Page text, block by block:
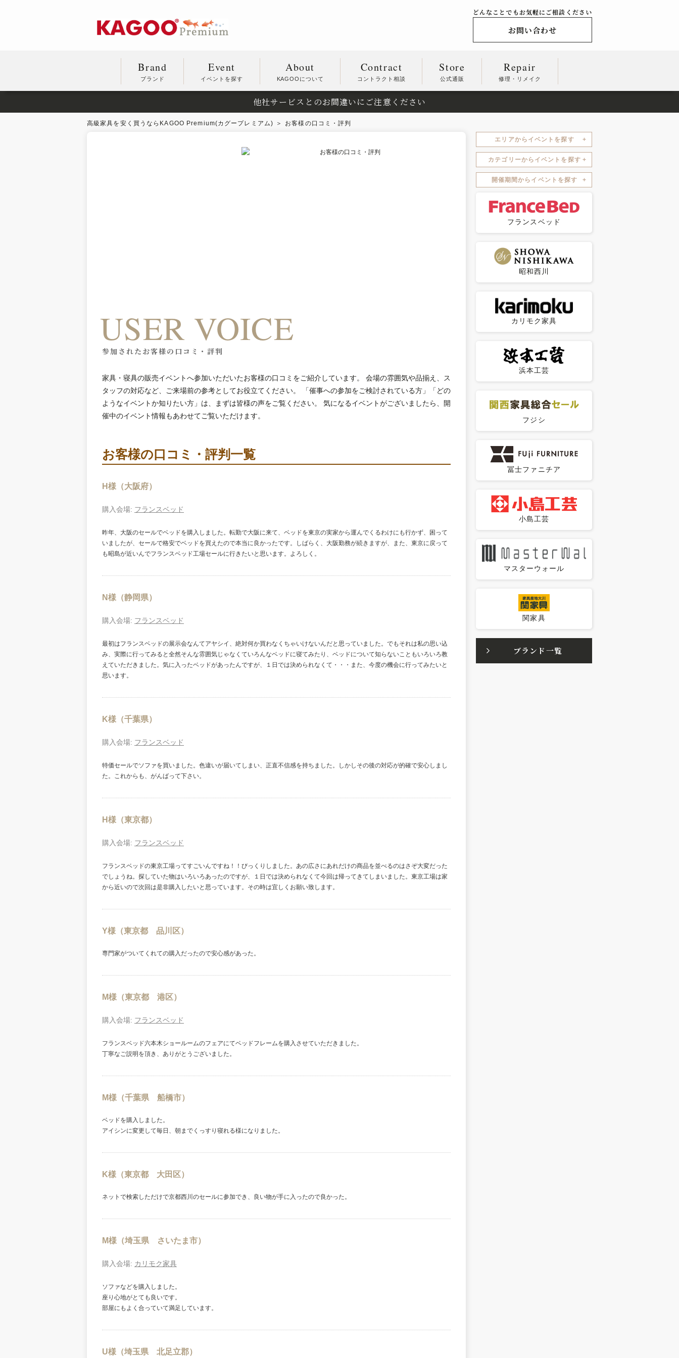
どんなことでもお気軽にご相談ください
お問い合わせ
Brand
ブランド
Event
イベントを探す
About
KAGOOについて
Contract
コントラクト相談
Store
公式通販
Repair
修理・リメイク
他社サービスとのお間違いにご注意ください
高級家具を安く買うならKAGOO Premium(カグープレミアム) お客様の口コミ・評判
USER VOICE
参加されたお客様の口コミ・評判
家具・寝具の販売イベントへ参加いただいたお客様の口コミをご紹介しています。 会場の雰囲気や品揃え、ス
タッフの対応など、ご来場前の参考としてお役立てください。 「催事への参加をご検討されている方」「どの
ようなイベントか知りたい方」は、まずは皆様の声をご覧ください。 気になるイベントがございましたら、開
催中のイベント情報もあわせてご覧いただけます。
お客様の口コミ・評判一覧
H様（大阪府）
購入会場: フランスベッド
昨年、大阪のセールでベッドを購入しました。転勤で大阪に来て、ベッドを東京の実家から運んでくるわけにも行かず、困って
いましたが、セールで格安でベッドを買えたので本当に良かったです。しばらく、大阪勤務が続きますが、また、東京に戻って
も昭島が近いんでフランスベッド工場セールに行きたいと思います。よろしく。
N様（静岡県）
購入会場: フランスベッド
最初はフランスベッドの展示会なんてアヤシイ、絶対何か買わなくちゃいけないんだと思っていました。でもそれは私の思い込
み、実際に行ってみると全然そんな雰囲気じゃなくていろんなベッドに寝てみたり、ベッドについて知らないこともいろいろ教
えていただきました。気に入ったベッドがあったんですが、１日では決められなくて・・・また、今度の機会に行ってみたいと
思います。
K様（千葉県）
購入会場: フランスベッド
特価セールでソファを買いました。色違いが届いてしまい、正直不信感を持ちました。しかしその後の対応が的確で安心しまし
た。これからも、がんばって下さい。
H様（東京都）
購入会場: フランスベッド
フランスベッドの東京工場ってすごいんですね！！びっくりしました。あの広さにあれだけの商品を並べるのはさぞ大変だった
でしょうね。探していた物はいろいろあったのですが、１日では決められなくて今回は帰ってきてしまいました。東京工場は家
から近いので次回は是非購入したいと思っています。その時は宜しくお願い致します。
Y様（東京都 品川区）
専門家がついてくれての購入だったので安心感があった。
M様（東京都 港区）
購入会場: フランスベッド
フランスベッド六本木ショールームのフェアにてベッドフレームを購入させていただきました。
丁寧なご説明を頂き、ありがとうございました。
M様（千葉県 船橋市）
ベッドを購入しました。
アイシンに変更して毎日、朝までくっすり寝れる様になりました。
K様（東京都 大田区）
ネットで検索しただけで京都西川のセールに参加でき、良い物が手に入ったので良かった。
M様（埼玉県 さいたま市）
購入会場: カリモク家具
ソファなどを購入しました。
座り心地がとても良いです。
部屋にもよく合っていて満足しています。
U様（埼玉県 北足立郡）
エリアからイベントを探す
カテゴリーからイベントを探す
開催期間からイベントを探す
フランスベッド
昭和西川
カリモク家具
浜本工芸
フジシ
冨士ファニチア
小島工芸
マスターウォール
関家具
ブランド一覧